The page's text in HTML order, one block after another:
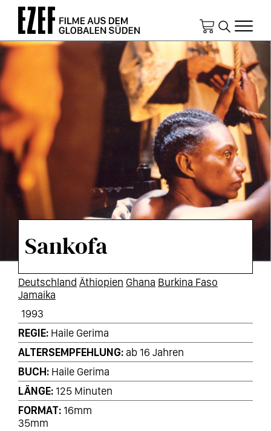
Direkt
Inhalt
Sankofa
Deutschland Äthiopien Ghana Burkina Faso
Jamaika
1993
REGIE Haile Gerima
ALTERSEMPFEHLUNG ab 16 Jahren
BUCH Haile Gerima
LÄNGE 125 Minuten
FORMAT 16mm
35mm